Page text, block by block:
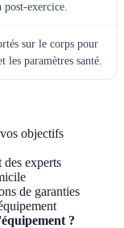
post-exercice.
sur le corps pour
paramètres santé.
objectifs
des experts
de garanties
?